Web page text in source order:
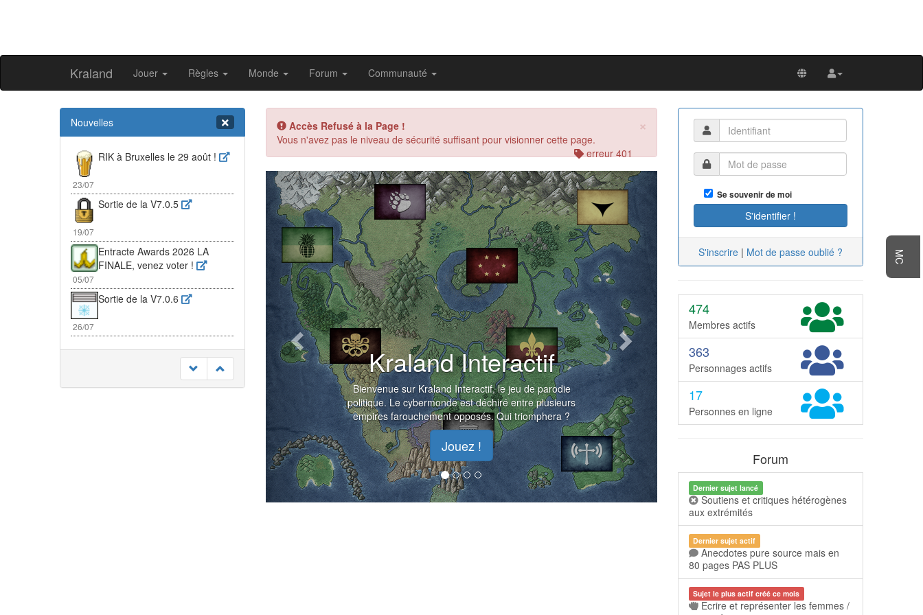
Kraland Jouer Règles Monde Forum Communauté
Nouvelles
23/07
RIK à Bruxelles le 29 août !
19/07
Sortie de la V7.0.5
05/07
Entracte Awards 2026 LA
FINALE, venez voter !
26/07
Sortie de la V7.0.6
×
Accès Refusé à la Page !
Vous n'avez pas le niveau de sécurité suffisant pour visionner cette page.
erreur 401
Kraland Interactif
Bienvenue sur Kraland Interactif, le jeu de parodie
politique. Le cybermonde est déchiré entre plusieurs
empires farouchement opposés. Qui triomphera ?
Jouez !
Previous Next
Se souvenir de moi
S'inscrire | Mot de passe oublié ?
474
Membres actifs
363
Personnages actifs
17
Personnes en ligne
Forum
Dernier sujet lancé
Soutiens et critiques hétérogènes
aux extrémités
Dernier sujet actif
Anecdotes pure source mais en
80 pages PAS PLUS
Sujet le plus actif créé ce mois
Ecrire et représenter les femmes /
MC